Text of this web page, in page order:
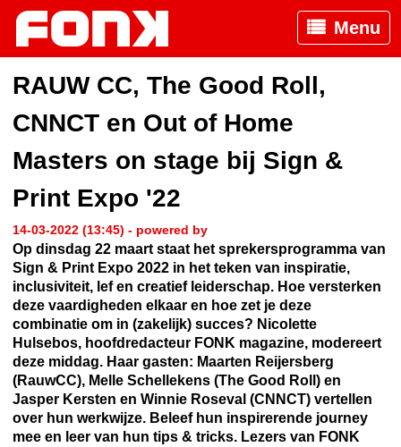
Menu
RAUW CC, The Good Roll,
CNNCT en Out of Home
Masters on stage bij Sign &
Print Expo '22
14-03-2022 (13:45) - powered by
Op dinsdag 22 maart staat het sprekersprogramma van
Sign & Print Expo 2022 in het teken van inspiratie,
inclusiviteit, lef en creatief leiderschap. Hoe versterken
deze vaardigheden elkaar en hoe zet je deze
combinatie om in (zakelijk) succes? Nicolette
Hulsebos, hoofdredacteur FONK magazine, modereert
deze middag. Haar gasten: Maarten Reijersberg
(RauwCC), Melle Schellekens (The Good Roll) en
Jasper Kersten en Winnie Roseval (CNNCT) vertellen
over hun werkwijze. Beleef hun inspirerende journey
mee en leer van hun tips & tricks. Lezers van FONK